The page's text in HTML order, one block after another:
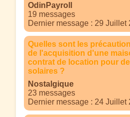
OdinPayroll
19 messages
Dernier message : 29 Juillet
Quelles sont les
de l'acquisition d'une
contrat de location pour
solaires ?
Nostalgique
23 messages
Dernier message : 24 Juillet